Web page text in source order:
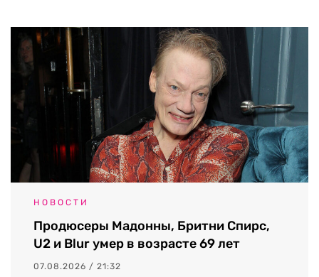
НОВОСТИ
Продюсеры Мадонны, Бритни Спирс,
U2 и Blur умер в возрасте 69 лет
07.08.2026 / 21:32